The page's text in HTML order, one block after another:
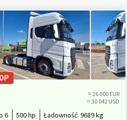
≈ 26 000 EUR
≈ 30 042 USD
6 500 hp Ładowność: 9689 kg